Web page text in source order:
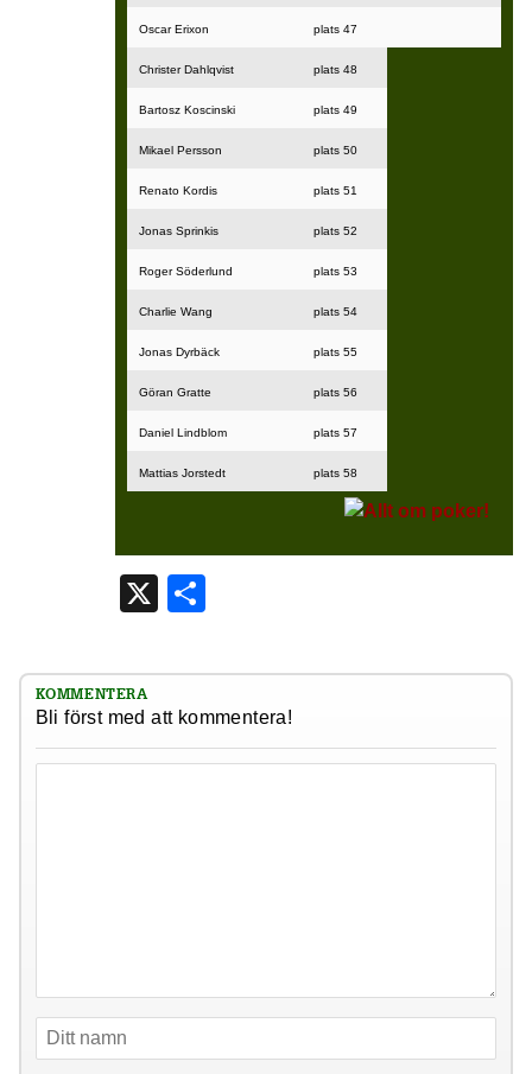
Oscar Erixon plats 47
Christer Dahlqvist plats 48
Bartosz Koscinski plats 49
Mikael Persson plats 50
Renato Kordis plats 51
Jonas Sprinkis plats 52
Roger Söderlund plats 53
Charlie Wang plats 54
Jonas Dyrbäck plats 55
Göran Gratte plats 56
Daniel Lindblom plats 57
Mattias Jorstedt plats 58
X
KOMMENTERA
Bli först med att kommentera!